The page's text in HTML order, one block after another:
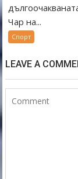
Чар на...
Спорт
LEAVE A